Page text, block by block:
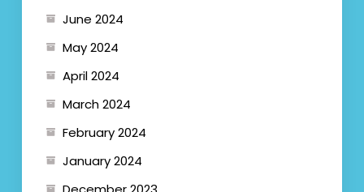
June 2024
May 2024
April 2024
March 2024
February 2024
January 2024